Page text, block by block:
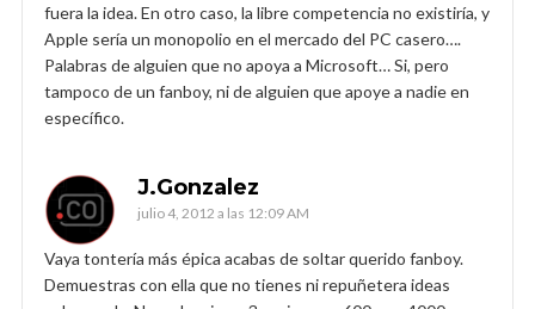
fuera la idea. En otro caso, la libre competencia no existiría, y
Apple sería un monopolio en el mercado del PC casero….
Palabras de alguien que no apoya a Microsoft… Si, pero
tampoco de un fanboy, ni de alguien que apoye a nadie en
específico.
J.Gonzalez
julio 4, 2012 a las 12:09 AM
Vaya tontería más épica acabas de soltar querido fanboy.
Demuestras con ella que no tienes ni repuñetera ideas